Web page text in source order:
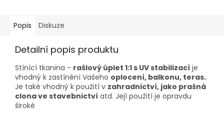
Popis Diskuze
Detailní popis produktu
Stínící tkanina - rašlový úplet 1:1 s UV stabilizací je
vhodný k zastínění Vašeho oplocení, balkonu, teras.
Je také vhodný k použití v zahradnictví, jako prašná
clona ve stavebnictví atd. Její použití je opravdu
široké